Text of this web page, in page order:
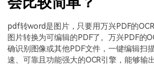
pdf转word是图片，只要用万兴PDF的
图片转换为可编辑的PDF了。万兴PDF的
确识别图像或其他PDF文件，一键编辑扫
速、可靠且功能强大的OCR引擎，能够输